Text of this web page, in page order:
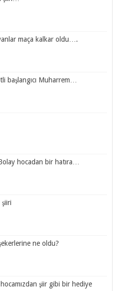
maça kalkar oldu….
başlangıcı Muharrem…
hocadan bir hatıra…
ne oldu?
şiir gibi bir hediye